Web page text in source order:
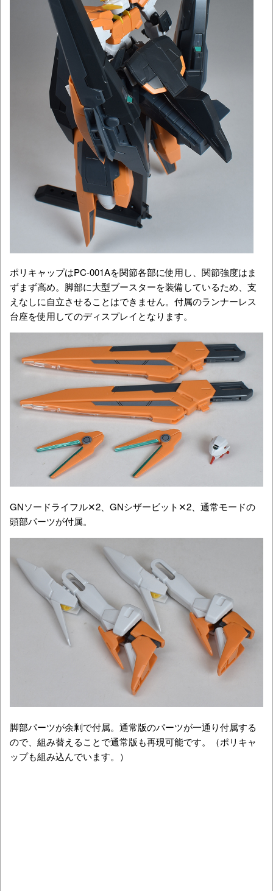
ポリキャップはPC-001Aを関節各部に使用し、関節強度はま
ずまず高め。脚部に大型ブースターを装備しているため、支
えなしに自立させることはできません。付属のランナーレス
台座を使用してのディスプレイとなります。
GNソードライフル✕2、GNシザービット✕2、通常モードの
頭部パーツが付属。
脚部パーツが余剰で付属。通常版のパーツが一通り付属する
ので、組み替えることで通常版も再現可能です。（ポリキャ
ップも組み込んでいます。）